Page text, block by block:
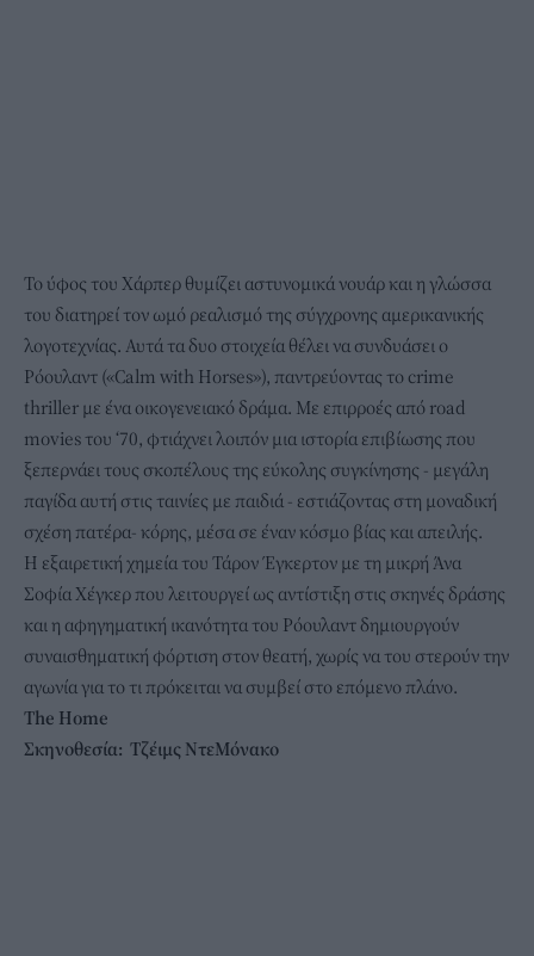
Το ύφος του Χάρπερ θυμίζει αστυνομικά νουάρ και η γλώσσα
του διατηρεί τον ωμό ρεαλισμό της σύγχρονης αμερικανικής
λογοτεχνίας. Αυτά τα δυο στοιχεία θέλει να συνδυάσει ο
Ρόουλαντ («Calm with Horses»), παντρεύοντας το crime
thriller με ένα οικογενειακό δράμα. Με επιρροές από road
movies του ‘70, φτιάχνει λοιπόν μια ιστορία επιβίωσης που
ξεπερνάει τους σκοπέλους της εύκολης συγκίνησης - μεγάλη
παγίδα αυτή στις ταινίες με παιδιά - εστιάζοντας στη μοναδική
σχέση πατέρα- κόρης, μέσα σε έναν κόσμο βίας και απειλής.
Η εξαιρετική χημεία του Τάρον Έγκερτον με τη μικρή Άνα
Σοφία Χέγκερ που λειτουργεί ως αντίστιξη στις σκηνές δράσης
και η αφηγηματική ικανότητα του Ρόουλαντ δημιουργούν
συναισθηματική φόρτιση στον θεατή, χωρίς να του στερούν την
αγωνία για το τι πρόκειται να συμβεί στο επόμενο πλάνο.
The Home
Σκηνοθεσία: Τζέιμς ΝτεΜόνακο